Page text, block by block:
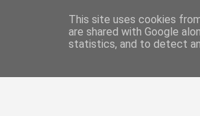
This site uses cookies
are shared with Google
statistics, and to detect